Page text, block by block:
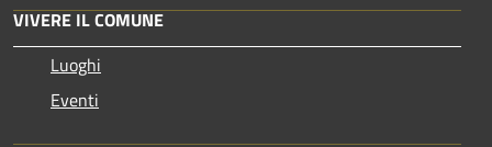
VIVERE IL COMUNE
Luoghi
Eventi